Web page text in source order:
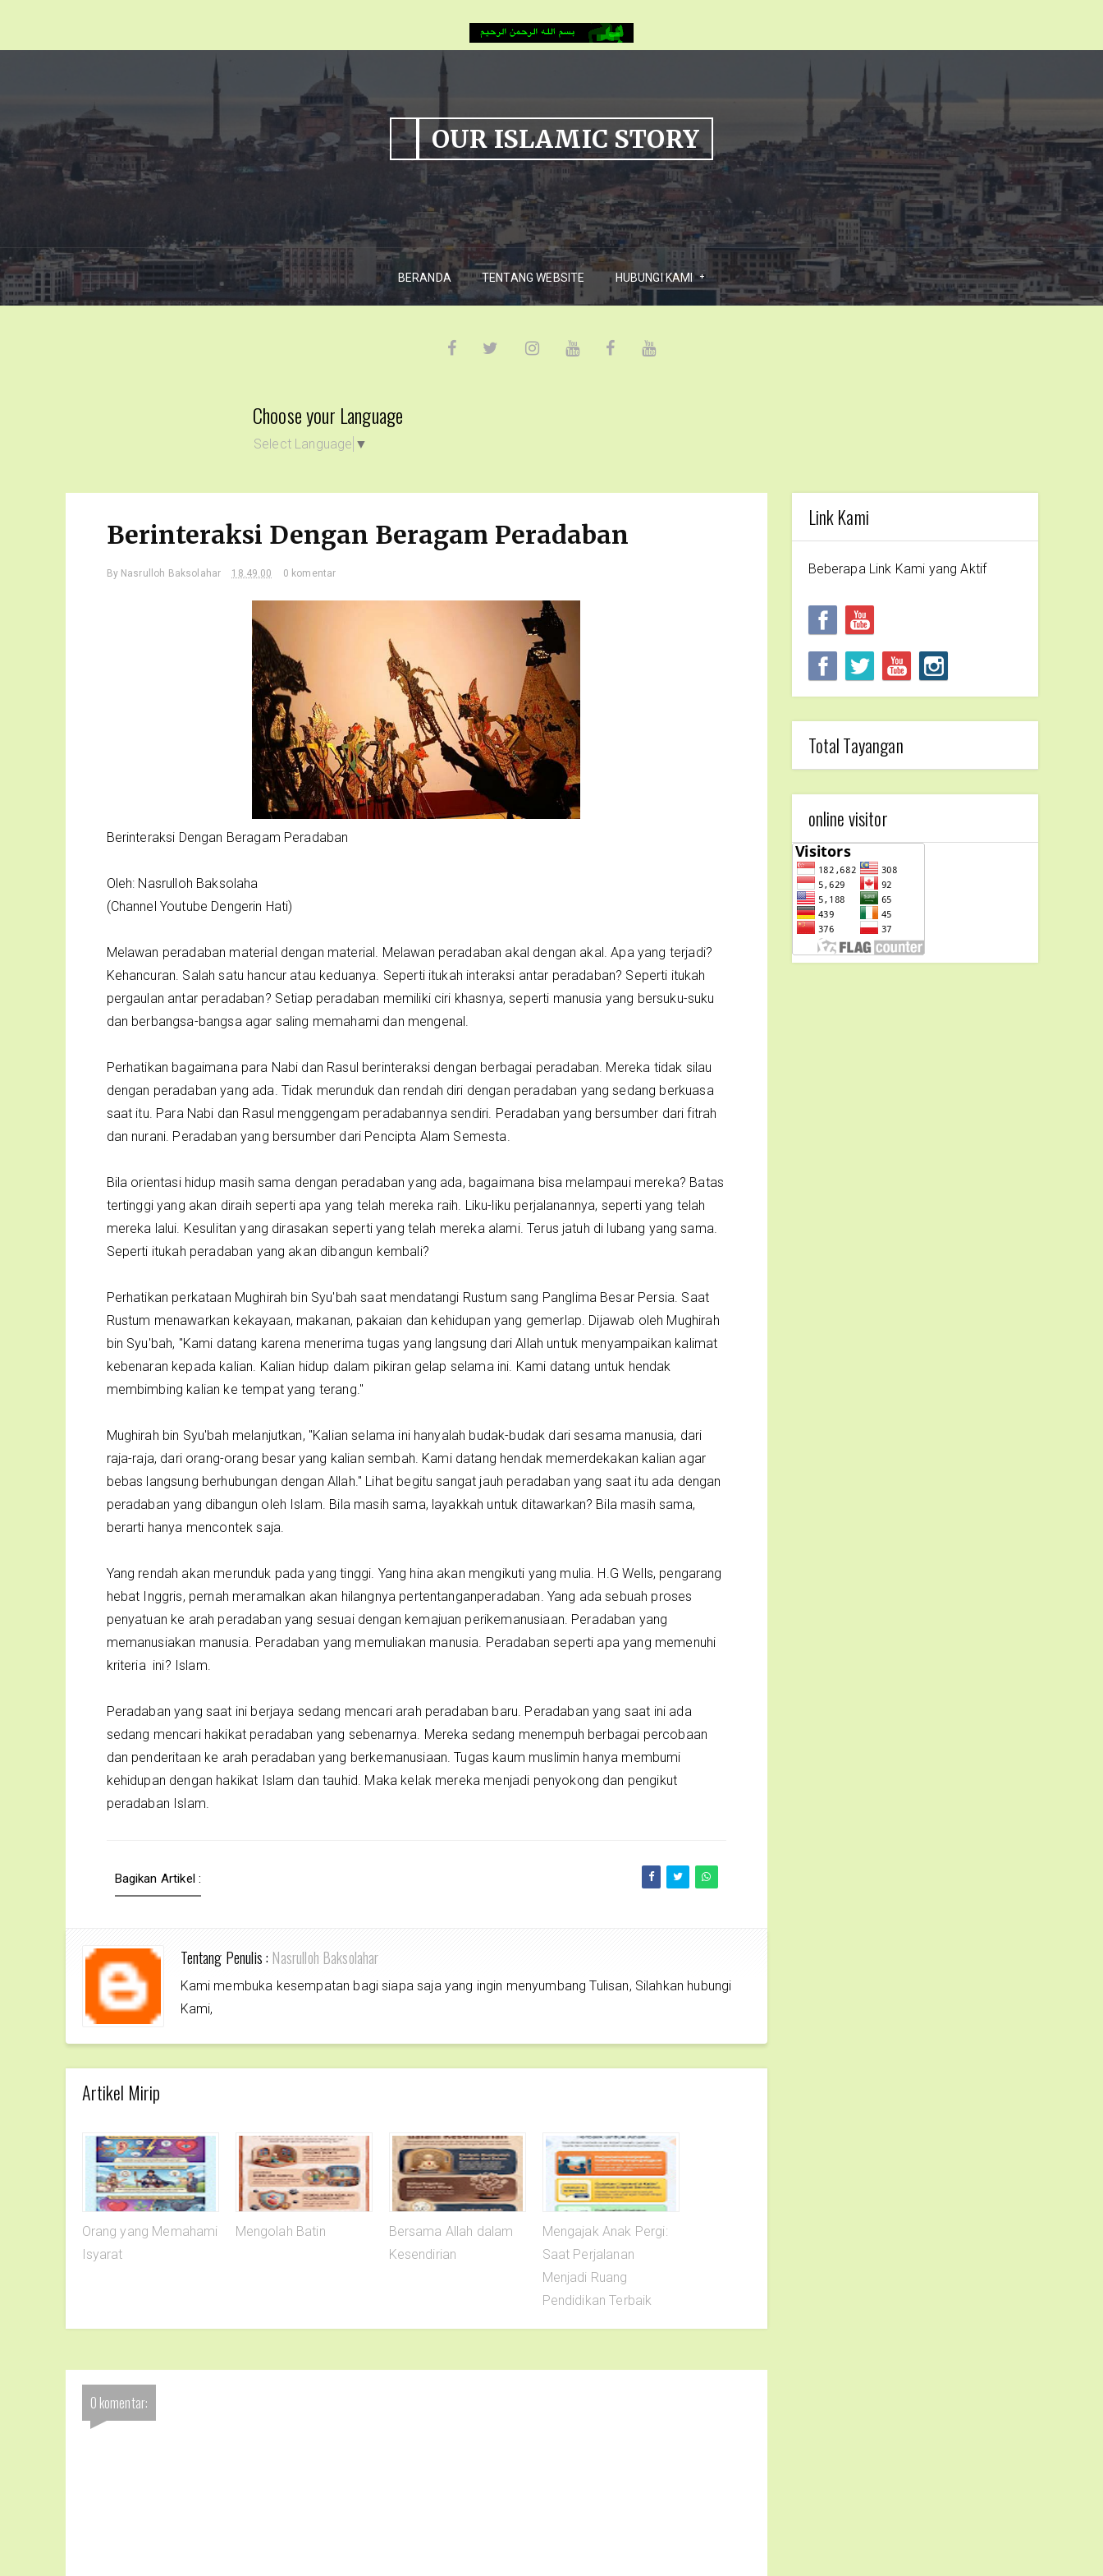
OUR ISLAMIC STORY
BERANDA TENTANG WEBSITE HUBUNGI KAMI
Choose your Language
Select Language ▼
Berinteraksi Dengan Beragam Peradaban
By Nasrulloh Baksolahar 18.49.00 0 komentar
Berinteraksi Dengan Beragam Peradaban
Oleh: Nasrulloh Baksolaha
(Channel Youtube Dengerin Hati)
Melawan peradaban material dengan material. Melawan peradaban akal dengan akal. Apa yang terjadi?
Kehancuran. Salah satu hancur atau keduanya. Seperti itukah interaksi antar peradaban? Seperti itukah
pergaulan antar peradaban? Setiap peradaban memiliki ciri khasnya, seperti manusia yang bersuku-suku
dan berbangsa-bangsa agar saling memahami dan mengenal.
Perhatikan bagaimana para Nabi dan Rasul berinteraksi dengan berbagai peradaban. Mereka tidak silau
dengan peradaban yang ada. Tidak merunduk dan rendah diri dengan peradaban yang sedang berkuasa
saat itu. Para Nabi dan Rasul menggengam peradabannya sendiri. Peradaban yang bersumber dari fitrah
dan nurani. Peradaban yang bersumber dari Pencipta Alam Semesta.
Bila orientasi hidup masih sama dengan peradaban yang ada, bagaimana bisa melampaui mereka? Batas
tertinggi yang akan diraih seperti apa yang telah mereka raih. Liku-liku perjalanannya, seperti yang telah
mereka lalui. Kesulitan yang dirasakan seperti yang telah mereka alami. Terus jatuh di lubang yang sama.
Seperti itukah peradaban yang akan dibangun kembali?
Perhatikan perkataan Mughirah bin Syu'bah saat mendatangi Rustum sang Panglima Besar Persia. Saat
Rustum menawarkan kekayaan, makanan, pakaian dan kehidupan yang gemerlap. Dijawab oleh Mughirah
bin Syu'bah, "Kami datang karena menerima tugas yang langsung dari Allah untuk menyampaikan kalimat
kebenaran kepada kalian. Kalian hidup dalam pikiran gelap selama ini. Kami datang untuk hendak
membimbing kalian ke tempat yang terang."
Mughirah bin Syu'bah melanjutkan, "Kalian selama ini hanyalah budak-budak dari sesama manusia, dari
raja-raja, dari orang-orang besar yang kalian sembah. Kami datang hendak memerdekakan kalian agar
bebas langsung berhubungan dengan Allah." Lihat begitu sangat jauh peradaban yang saat itu ada dengan
peradaban yang dibangun oleh Islam. Bila masih sama, layakkah untuk ditawarkan? Bila masih sama,
berarti hanya mencontek saja.
Yang rendah akan merunduk pada yang tinggi. Yang hina akan mengikuti yang mulia. H.G Wells, pengarang
hebat Inggris, pernah meramalkan akan hilangnya pertentanganperadaban. Yang ada sebuah proses
penyatuan ke arah peradaban yang sesuai dengan kemajuan perikemanusiaan. Peradaban yang
memanusiakan manusia. Peradaban yang memuliakan manusia. Peradaban seperti apa yang memenuhi
kriteria ini? Islam.
Peradaban yang saat ini berjaya sedang mencari arah peradaban baru. Peradaban yang saat ini ada
sedang mencari hakikat peradaban yang sebenarnya. Mereka sedang menempuh berbagai percobaan
dan penderitaan ke arah peradaban yang berkemanusiaan. Tugas kaum muslimin hanya membumi
kehidupan dengan hakikat Islam dan tauhid. Maka kelak mereka menjadi penyokong dan pengikut
peradaban Islam.
Bagikan Artikel :
Tentang Penulis : Nasrulloh Baksolahar
Kami membuka kesempatan bagi siapa saja yang ingin menyumbang Tulisan, Silahkan hubungi
Kami,
Artikel Mirip
Orang yang Memahami
Isyarat
Mengolah Batin
Bersama Allah dalam
Kesendirian
Mengajak Anak Pergi:
Saat Perjalanan
Menjadi Ruang
Pendidikan Terbaik
0 komentar:
Link Kami
Beberapa Link Kami yang Aktif
Total Tayangan
online visitor